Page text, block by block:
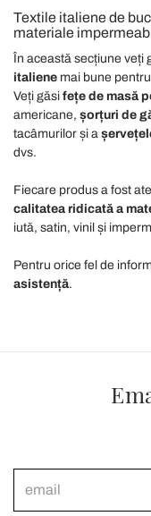
Textile italiene de
materiale
În această secțiune veți
italiene mai bune
Veți găsi fețe de masă
americane, șorțuri de
tacâmurilor și a
dvs.
Fiecare produs a fost
calitatea ridicată a
iută, satin, vinil și
Pentru orice fel de
asistență.